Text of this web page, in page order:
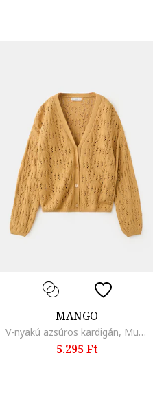
MANGO
V-nyakú azsúros kardigán, Mustársárga
5.295 Ft